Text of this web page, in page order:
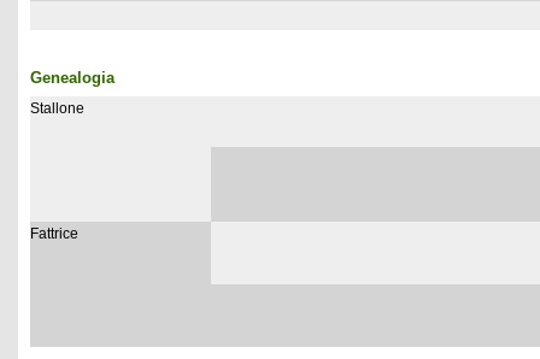
Genealogia
Stallone
Fattrice